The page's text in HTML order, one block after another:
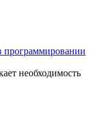
программировании
необходимость